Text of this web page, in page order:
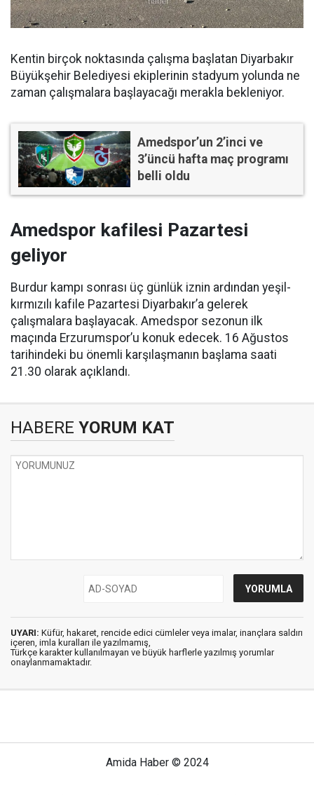
Kentin birçok noktasında çalışma başlatan Diyarbakır
Büyükşehir Belediyesi ekiplerinin stadyum yolunda ne
zaman çalışmalara başlayacağı merakla bekleniyor.
Amedspor’un 2’inci ve
3’üncü hafta maç programı
belli oldu
Amedspor kafilesi Pazartesi
geliyor
Burdur kampı sonrası üç günlük iznin ardından yeşil-
kırmızılı kafile Pazartesi Diyarbakır’a gelerek
çalışmalara başlayacak. Amedspor sezonun ilk
maçında Erzurumspor’u konuk edecek. 16 Ağustos
tarihindeki bu önemli karşılaşmanın başlama saati
21.30 olarak açıklandı.
HABERE YORUM KAT
UYARI: Küfür, hakaret, rencide edici cümleler veya imalar, inançlara saldırı
içeren, imla kuralları ile yazılmamış,
Türkçe karakter kullanılmayan ve büyük harflerle yazılmış yorumlar
onaylanmamaktadır.
Amida Haber © 2024